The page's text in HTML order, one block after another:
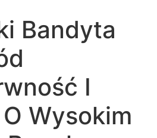
Bandyta
I
Wysokim